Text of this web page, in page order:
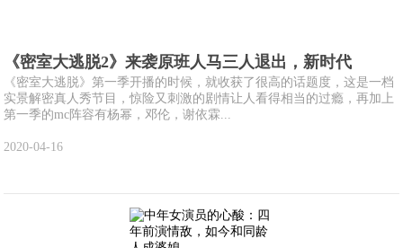
《密室大逃脱2》来袭原班人马三人退出，新时代
《密室大逃脱》第一季开播的时候，就收获了很高的话题度，这是一档
实景解密真人秀节目，惊险又刺激的剧情让人看得相当的过瘾，再加上
第一季的mc阵容有杨幂，邓伦，谢依霖...
2020-04-16